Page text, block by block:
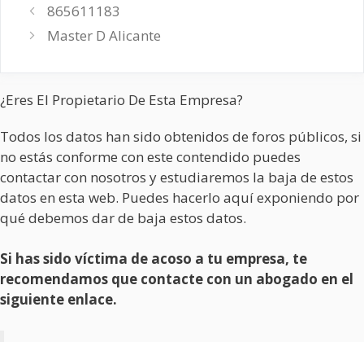
865611183
Master D Alicante
¿Eres El Propietario De Esta Empresa?
Todos los datos han sido obtenidos de foros públicos, si
no estás conforme con este contendido puedes
contactar con nosotros y estudiaremos la baja de estos
datos en esta web. Puedes hacerlo aquí exponiendo por
qué debemos dar de baja estos datos.
Si has sido víctima de acoso a tu empresa, te
recomendamos que contacte con un abogado en el
siguiente enlace.